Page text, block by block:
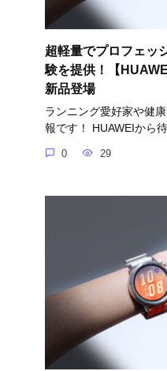
超軽量でプロフェッ
験を提供！【
新品登場
ランニング愛好家や健
報です！ HUAWEIから
0 29